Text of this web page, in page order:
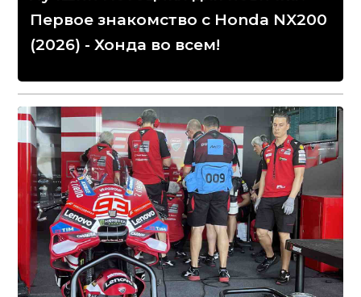
Первое знакомство с Honda NX200
(2026) - Хонда во всем!